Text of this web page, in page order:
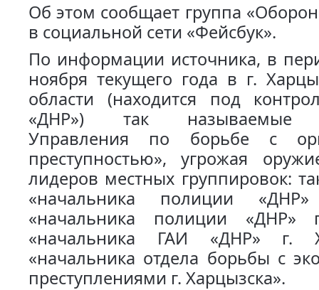
Об этом сообщает группа
в социальной сети «Фейсбук».
По информации источника, в
ноября текущего года в г.
области (находится под
«ДНР») так называемые
Управления по борьбе с
преступностью», угрожая
лидеров местных группировок:
«начальника полиции
«начальника полиции «ДНР»
«начальника ГАИ «ДНР» г.
«начальника отдела борьбы с
преступлениями г. Харцызска».